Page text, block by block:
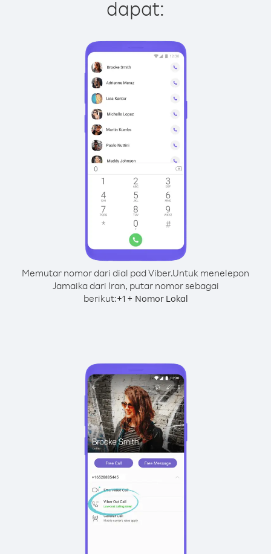
dapat:
Memutar nomor dari dial pad Viber.Untuk menelepon
Jamaika dari Iran, putar nomor sebagai
berikut:+1+ Nomor Lokal